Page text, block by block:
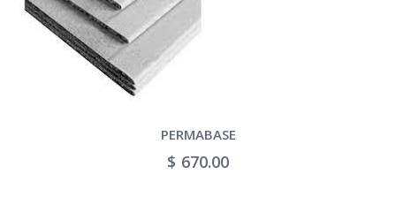
PERMABASE
$ 670.00